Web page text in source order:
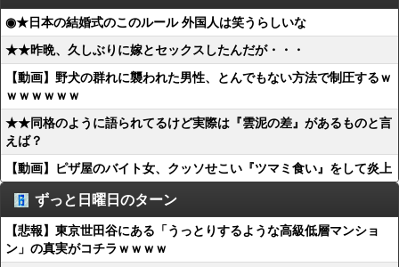
◉★日本の結婚式のこのルール 外国人は笑うらしいな
★★昨晩、久しぶりに嫁とセックスしたんだが・・・
【動画】野犬の群れに襲われた男性、とんでもない方法で制圧するｗ
ｗｗｗｗｗｗ
★★同格のように語られてるけど実際は『雲泥の差』があるものと言
えば？
【動画】ピザ屋のバイト女、クッソせこい『ツマミ食い』をして炎上
ずっと日曜日のターン
【悲報】東京世田谷にある「うっとりするような高級低層マンショ
ン」の真実がコチラｗｗｗｗ